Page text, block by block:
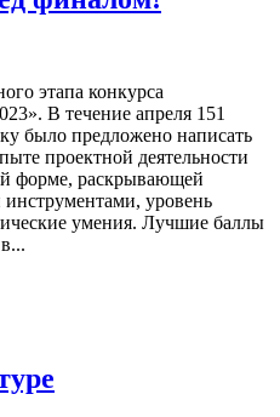
этапа конкурса
В течение апреля 151
было предложено написать
проектной деятельности
форме, раскрывающей
уровень
умения. Лучшие баллы